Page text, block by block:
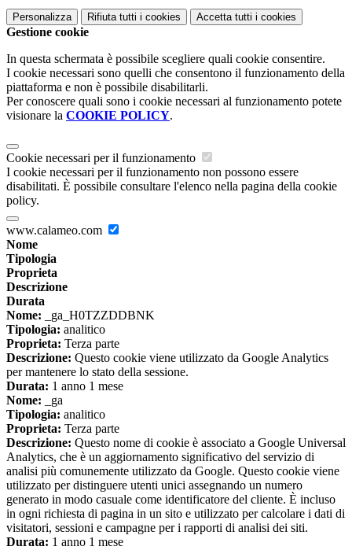
Personalizza Rifiuta tutti i cookies Accetta tutti i cookies
Gestione cookie
In questa schermata è possibile scegliere quali cookie consentire.
I cookie necessari sono quelli che consentono il funzionamento della
piattaforma e non è possibile disabilitarli.
Per conoscere quali sono i cookie necessari al funzionamento potete
visionare la COOKIE POLICY.
Cookie necessari per il funzionamento
I cookie necessari per il funzionamento non possono essere
disabilitati. È possibile consultare l'elenco nella pagina della cookie
policy.
www.calameo.com
Nome
Tipologia
Proprieta
Descrizione
Durata
Nome: _ga_H0TZZDDBNK
Tipologia: analitico
Proprieta: Terza parte
Descrizione: Questo cookie viene utilizzato da Google Analytics
per mantenere lo stato della sessione.
Durata: 1 anno 1 mese
Nome: _ga
Tipologia: analitico
Proprieta: Terza parte
Descrizione: Questo nome di cookie è associato a Google Universal
Analytics, che è un aggiornamento significativo del servizio di
analisi più comunemente utilizzato da Google. Questo cookie viene
utilizzato per distinguere utenti unici assegnando un numero
generato in modo casuale come identificatore del cliente. È incluso
in ogni richiesta di pagina in un sito e utilizzato per calcolare i dati di
visitatori, sessioni e campagne per i rapporti di analisi dei siti.
Durata: 1 anno 1 mese